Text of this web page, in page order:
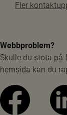
Fler
Webbproblem?
Skulle du stöta på
hemsida kan du